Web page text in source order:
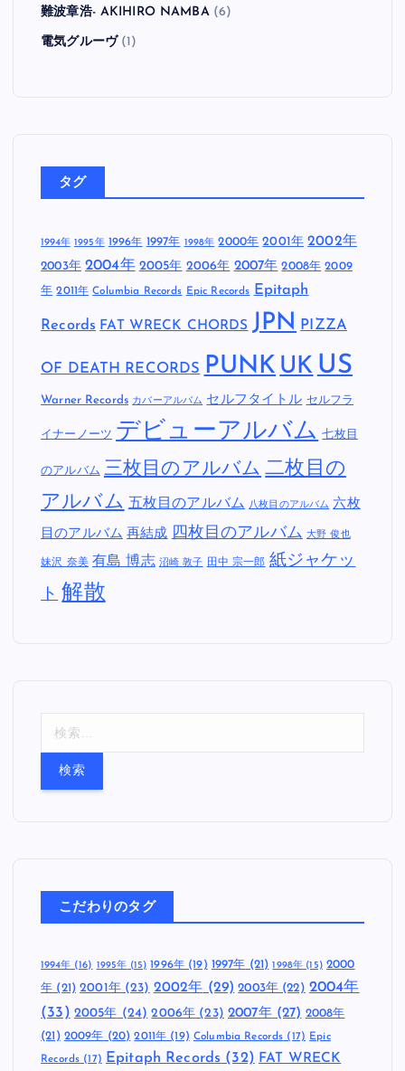
難波章浩- AKIHIRO NAMBA(6)
電気グルーヴ(1)
タグ
1994年 1995年 1996年 1997年 1998年 2000年 2001年 2002年
2003年 2004年 2005年 2006年 2007年 2008年 2009
年 2011年 Columbia Records Epic Records Epitaph
Records FAT WRECK CHORDS JPN PIZZA
OF DEATH RECORDS PUNK UK US
Warner Records カバーアルバム セルフタイトル セルフラ
イナーノーツ デビューアルバム 七枚目
のアルバム 三枚目のアルバム 二枚目の
アルバム 五枚目のアルバム 八枚目のアルバム 六枚
目のアルバム 再結成 四枚目のアルバム 大野 俊也
妹沢 奈美 有島 博志 沼崎 敦子 田中 宗一郎 紙ジャケッ
ト 解散
こだわりのタグ
1994年(16) 1995年 (15) 1996年(19) 1997年 (21) 1998年 (15) 2000
年 (21) 2001年(23) 2002年 (29) 2003年 (22) 2004年
(33) 2005年 (24) 2006年 (23) 2007年(27) 2008年
(21) 2009年 (20) 2011年 (19) Columbia Records (17) Epic
Records (17) Epitaph Records (32) FAT WRECK